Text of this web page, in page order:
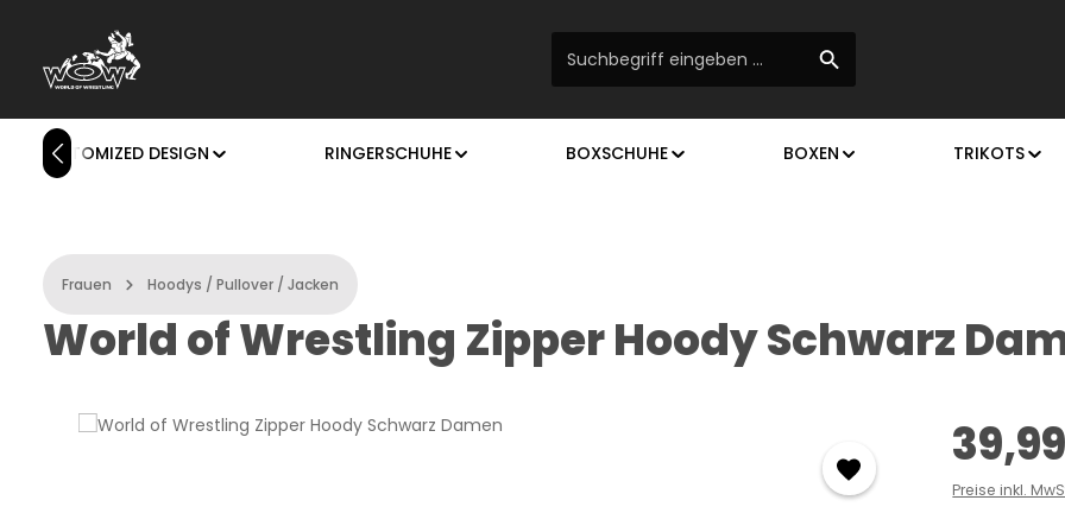
Hauptinhalt springen
Zur Suche springen
Zur Hauptnavigation springen
CUSTOMIZED DESIGN RINGERSCHUHE BOXSCHUHE BOXEN TRIKOTS
Frauen Hoodys / Pullover / Jacken
World of Wrestling Zipper Hoody Schwarz
Regulärer Preis:
Preise inkl.